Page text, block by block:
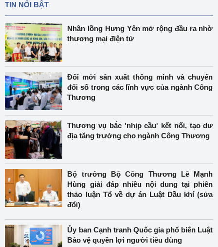
TIN NỔI BẬT
Nhãn lồng Hưng Yên mở rộng đầu ra nhờ
thương mại điện tử
Đổi mới sản xuất thông minh và chuyển
đổi số trong các lĩnh vực của ngành Công
Thương
Thương vụ bắc 'nhịp cầu' kết nối, tạo dư
địa tăng trưởng cho ngành Công Thương
Bộ trưởng Bộ Công Thương Lê Mạnh
Hùng giải đáp nhiều nội dung tại phiên
thảo luận Tổ về dự án Luật Dầu khí (sửa
đổi)
Ủy ban Cạnh tranh Quốc gia phổ biến Luật
Bảo vệ quyền lợi người tiêu dùng